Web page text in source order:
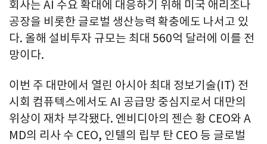
회사는 AI 수요 확대에 대응하기 위해 미국 애리조나
공장을 비롯한 글로벌 생산능력 확충에도 나서고 있
다. 올해 설비투자 규모는 최대 560억 달러에 이를 전
망이다.
이번 주 대만에서 열린 아시아 최대 정보기술(IT) 전
시회 컴퓨텍스에서도 AI 공급망 중심지로서 대만의
위상이 재차 부각됐다. 엔비디아의 젠슨 황 CEO와 A
MD의 리사 수 CEO, 인텔의 립부 탄 CEO 등 글로벌